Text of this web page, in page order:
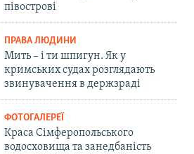
півострові
ПРАВА ЛЮДИНИ
Мить – і ти шпигун. Як у
кримських судах розглядають
звинувачення в держзраді
ФОТОГАЛЕРЕЇ
Краса Сімферопольського
водосховища та занедбаність